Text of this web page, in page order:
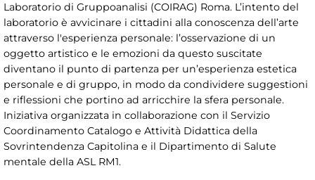
Laboratorio di Gruppoanalisi (COIRAG) Roma. L’intento del
laboratorio è avvicinare i cittadini alla conoscenza dell’arte
attraverso l'esperienza personale: l’osservazione di un
oggetto artistico e le emozioni da questo suscitate
diventano il punto di partenza per un’esperienza estetica
personale e di gruppo, in modo da condividere suggestioni
e riflessioni che portino ad arricchire la sfera personale.
Iniziativa organizzata in collaborazione con il Servizio
Coordinamento Catalogo e Attività Didattica della
Sovrintendenza Capitolina e il Dipartimento di Salute
mentale della ASL RM1.